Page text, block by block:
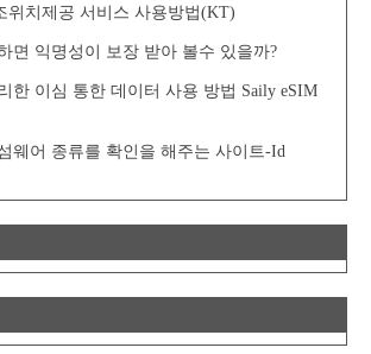
위치제공 서비스 사용방법(KT)
면 익명성이 보장 받아 볼수 있을까?
한 이심 통한 데이터 사용 방법 Saily eSIM
웨어 종류를 확인을 해주는 사이트-Id